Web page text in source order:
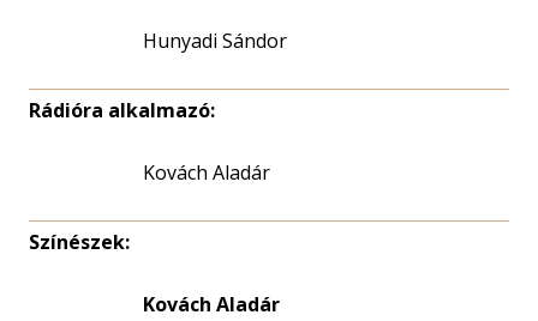
Hunyadi Sándor
Rádióra alkalmazó:
Kovách Aladár
Színészek:
Kovách Aladár